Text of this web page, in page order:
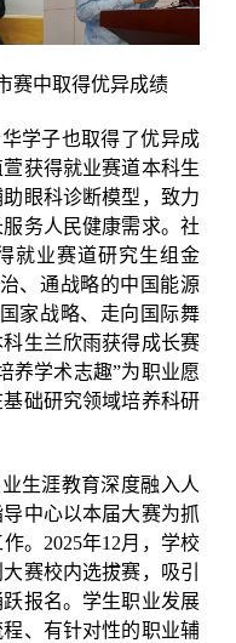
赛中取得优异成绩
学子也取得了优异成
获得就业赛道本科生
眼科诊断模型，致力
务人民健康需求。社
就业赛道研究生组金
、通战略的中国能源
家战略、走向国际舞
生兰欣雨获得成长赛
养学术志趣”为职业愿
础研究领域培养科研
生涯教育深度融入人
中心以本届大赛为抓
。2025年12月，学校
赛校内选拔赛，吸引
报名。学生职业发展
、有针对性的职业辅